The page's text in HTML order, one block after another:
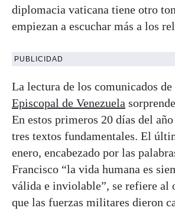
diplomacia vaticana tiene otro
empiezan a escuchar más a los
PUBLICIDAD
La lectura de los comunicados de
Episcopal de Venezuela
En estos primeros 20 días del
tres textos fundamentales. El
enero, encabezado por las
Francisco “la vida humana es
válida e inviolable”, se refiere al
que las fuerzas militares dieron